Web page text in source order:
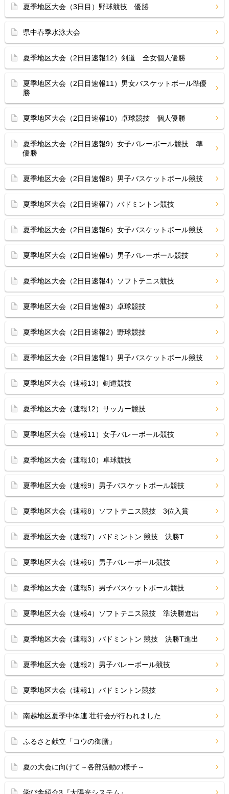
夏季地区大会（3日目）野球競技 優勝
県中春季水泳大会
夏季地区大会（2日目速報12）剣道 全女個人優勝
夏季地区大会（2日目速報11）男女バスケットボール準優
勝
夏季地区大会（2日目速報10）卓球競技 個人優勝
夏季地区大会（2日目速報9）女子バレーボール競技 準
優勝
夏季地区大会（2日目速報8）男子バスケットボール競技
夏季地区大会（2日目速報7）バドミントン競技
夏季地区大会（2日目速報6）女子バスケットボール競技
夏季地区大会（2日目速報5）男子バレーボール競技
夏季地区大会（2日目速報4）ソフトテニス競技
夏季地区大会（2日目速報3）卓球競技
夏季地区大会（2日目速報2）野球競技
夏季地区大会（2日目速報1）男子バスケットボール競技
夏季地区大会（速報13）剣道競技
夏季地区大会（速報12）サッカー競技
夏季地区大会（速報11）女子バレーボール競技
夏季地区大会（速報10）卓球競技
夏季地区大会（速報9）男子バスケットボール競技
夏季地区大会（速報8）ソフトテニス競技 3位入賞
夏季地区大会（速報7）バドミントン 競技 決勝T
夏季地区大会（速報6）男子バレーボール競技
夏季地区大会（速報5）男子バスケットボール競技
夏季地区大会（速報4）ソフトテニス競技 準決勝進出
夏季地区大会（速報3）バドミントン 競技 決勝T進出
夏季地区大会（速報2）男子バレーボール競技
夏季地区大会（速報1）バドミントン競技
南越地区夏季中体連 壮行会が行われました
ふるさと献立「コウの御膳」
夏の大会に向けて～各部活動の様子～